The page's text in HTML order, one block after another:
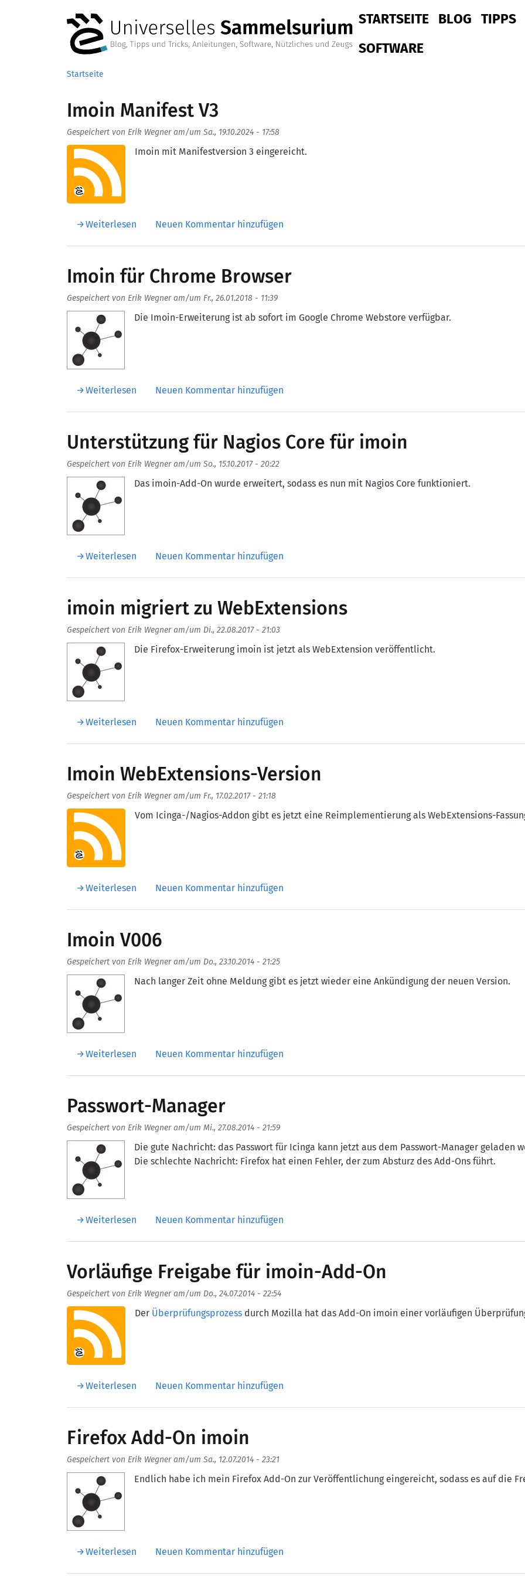
Hauptnavigation
STARTSEITE BLOG
TIPPS
SOFTWARE
Startseite
Imoin Manifest V3
Gespeichert von Erik Wegneram/um Sa., 19.10.2024 - 17:58
Aufmacherbild Imoin mit Manifestversion 3 eingereicht.
Weiterlesen über Imoin Manifest V3
Neuen Kommentar hinzufügen
Imoin für Chrome Browser
Gespeichert von Erik Wegneram/um Fr., 26.01.2018 - 11:39
Aufmacherbild Die Imoin-Erweiterung ist ab sofort im Google Chrome Webstore verfügbar.
Weiterlesen über Imoin für Chrome Browser
Neuen Kommentar hinzufügen
Unterstützung für Nagios Core für imoin
Gespeichert von Erik Wegneram/um So., 15.10.2017 - 20:22
Aufmacherbild Das imoin-Add-On wurde erweitert, sodass es nun mit Nagios Core funktioniert.
Weiterlesen über Unterstützung für Nagios Core für imoin
Neuen Kommentar hinzufügen
imoin migriert zu WebExtensions
Gespeichert von Erik Wegneram/um Di., 22.08.2017 - 21:03
Aufmacherbild Die Firefox-Erweiterung imoin ist jetzt als WebExtension veröffentlicht.
Weiterlesen über imoin migriert zu WebExtensions
Neuen Kommentar hinzufügen
Imoin WebExtensions-Version
Gespeichert von Erik Wegneram/um Fr., 17.02.2017 - 21:18
Aufmacherbild Vom Icinga-/Nagios-Addon gibt es jetzt eine Reimplementierung als WebExtensions-
Weiterlesen über Imoin WebExtensions-Version
Neuen Kommentar hinzufügen
Imoin V006
Gespeichert von Erik Wegneram/um Do., 23.10.2014 - 21:25
Aufmacherbild Nach langer Zeit ohne Meldung gibt es jetzt wieder eine Ankündigung der neuen Version.
Weiterlesen über Imoin V006
Neuen Kommentar hinzufügen
Passwort-Manager
Gespeichert von Erik Wegneram/um Mi., 27.08.2014 - 21:59
Aufmacherbild
Die gute Nachricht: das Passwort für Icinga kann jetzt aus dem Passwort-Manager geladen
Die schlechte Nachricht: Firefox hat einen Fehler, der zum Absturz des Add-Ons führt.
Weiterlesen über Passwort-Manager
Neuen Kommentar hinzufügen
Vorläufige Freigabe für imoin-Add-On
Gespeichert von Erik Wegneram/um Do., 24.07.2014 - 22:54
Aufmacherbild Der Überprüfungsprozess durch Mozilla hat das Add-On imoin einer vorläufigen
Weiterlesen über Vorläufige Freigabe für imoin-Add-On
Neuen Kommentar hinzufügen
Firefox Add-On imoin
Gespeichert von Erik Wegneram/um Sa., 12.07.2014 - 23:21
Aufmacherbild Endlich habe ich mein Firefox Add-On zur Veröffentlichung eingereicht, sodass es auf die
Weiterlesen über Firefox Add-On imoin
Neuen Kommentar hinzufügen